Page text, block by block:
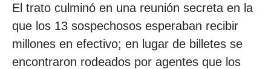
El trato culminó en una reunión secreta en la
que los 13 sospechosos esperaban recibir
millones en efectivo; en lugar de billetes se
encontraron rodeados por agentes que los